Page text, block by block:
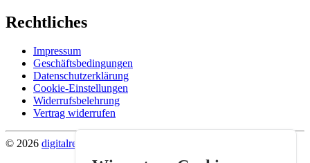
Rechtliches
Impressum
Geschäftsbedingungen
Datenschutzerklärung
Cookie-Einstellungen
Widerrufsbelehrung
Vertrag widerrufen
© 2026 digitalrevier